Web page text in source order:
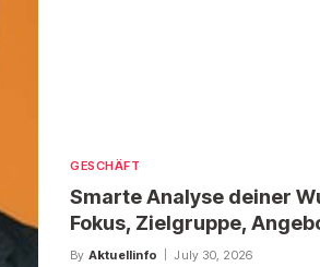
GESCHÄFT
Smarte Analyse deiner
Fokus, Zielgruppe,
By Aktuellinfo July 30, 2026